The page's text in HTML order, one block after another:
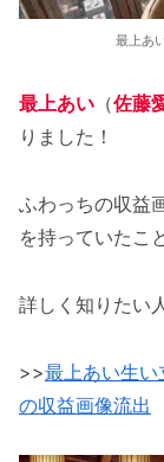
最上あ
最上あい （佐藤
りました！
ふわっちの収益
を持っていたこ
詳しく知りたい
>>最上あい生い
の収益画像流出